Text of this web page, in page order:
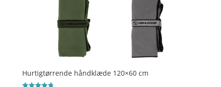
Hurtigtørrende håndklæde 120×60 cm